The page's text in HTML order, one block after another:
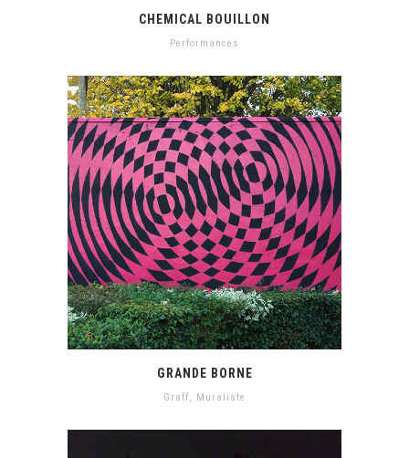
CHEMICAL BOUILLON
Performances
GRANDE BORNE
Graff, Muraliste